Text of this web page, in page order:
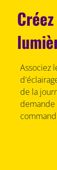
Associez
de la